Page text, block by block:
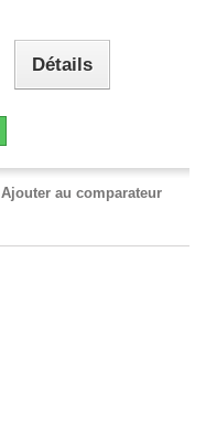
Détails
Ajouter au comparateur